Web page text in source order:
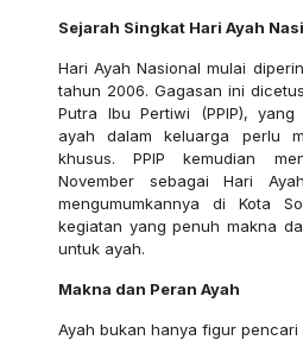
Sejarah Singkat Hari Ayah
Hari Ayah Nasional mulai
tahun 2006. Gagasan ini
Putra Ibu Pertiwi (PPIP),
ayah dalam keluarga perlu
khusus. PPIP kemudian
November sebagai Hari
mengumumkannya di Kota
kegiatan yang penuh makna
untuk ayah.
Makna dan Peran Ayah
Ayah bukan hanya figur pencari